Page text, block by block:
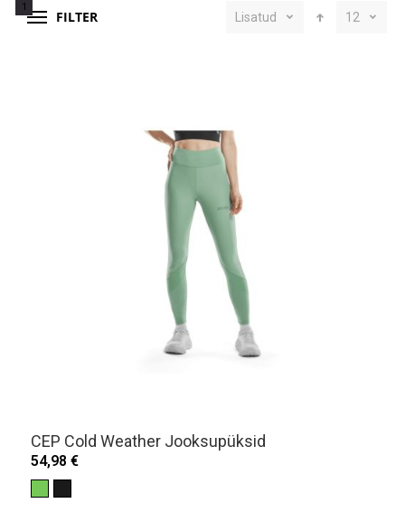
FILTER
1
Lisatud 12
CEP Cold Weather Jooksupüksid
54,98 €